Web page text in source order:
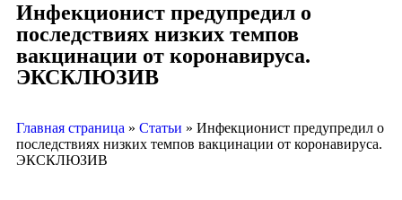
Инфекционист предупредил о
последствиях низких темпов
вакцинации от коронавируса.
ЭКСКЛЮЗИВ
Главная страница » Статьи » Инфекционист предупредил о
последствиях низких темпов вакцинации от коронавируса.
ЭКСКЛЮЗИВ